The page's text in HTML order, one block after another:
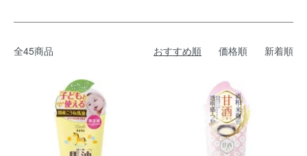
全45商品 おすすめ順 価格順 新着順